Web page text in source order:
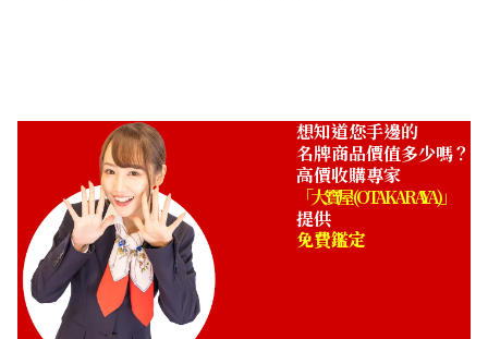
想知道您手邊的
名牌商品價值多少嗎？
高價收購專家
「大寶屋 (OTAKARAYA)」
提供
免費鑑定